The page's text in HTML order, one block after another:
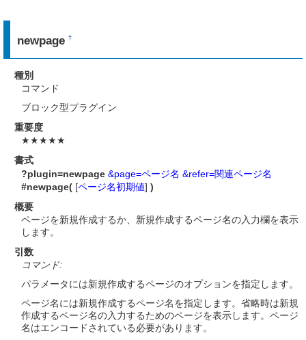
newpage†
種別
コマンド
ブロック型プラグイン
重要度
★★★★★
書式
?plugin=newpage &page=ページ名 &refer=関連ページ名
#newpage( [ページ名初期値] )
概要
ページを新規作成するか、新規作成するページ名の入力欄を表示
します。
引数
コマンド:
パラメータには新規作成するページのオプションを指定します。
ページ名には新規作成するページ名を指定します。省略時は新規
作成するページ名の入力するためのページを表示します。ページ
名はエンコードされている必要があります。